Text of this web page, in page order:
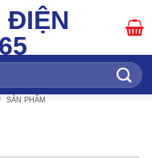
/ SẢN PHẨM